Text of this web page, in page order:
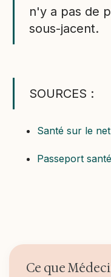
n'y a pas de
sous-jacent.
SOURCES :
Santé sur le net
Passeport santé
Ce que